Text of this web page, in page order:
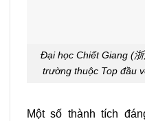
Đại học Chiết Giang (
trường thuộc Top đầu
Một số thành tích